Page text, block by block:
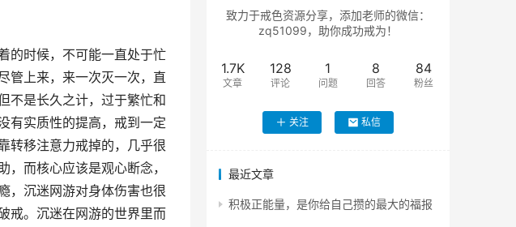
的时候，不可能一直处于忙
管上来，来一次灭一次，直
不是长久之计，过于繁忙和
有实质性的提高，戒到一定
转移注意力戒掉的，几乎很
而核心应该是观心断念，
，沉迷网游对身体伤害也很
戒。沉迷在网游的世界里而
致力于戒色资源分享，添加老师的微信：
zq51099，助你成功戒为！
1.7K
文章
128
评论
1
问题
8
回答
84
粉丝
关注 私信
最近文章
积极正能量，是你给自己攒的最大的福报